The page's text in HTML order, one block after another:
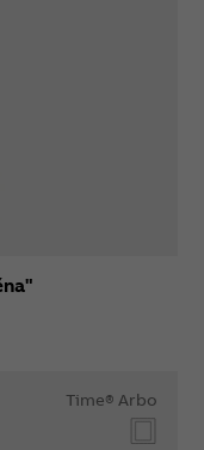
Time® Arbo